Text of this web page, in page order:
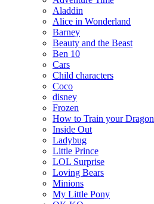
Aladdin
Alice in Wonderland
Barney
Beauty and the Beast
Ben 10
Cars
Child characters
Coco
disney
Frozen
How to Train your Dragon
Inside Out
Ladybug
Little Prince
LOL Surprise
Loving Bears
Minions
My Little Pony